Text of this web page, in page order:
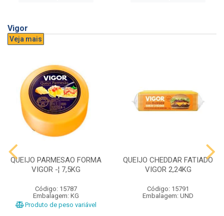
Vigor
Veja mais
QUEIJO PARMESAO FORMA
VIGOR -¦ 7,5KG
Código: 15787
Embalagem: KG
Produto de peso variável
QUEIJO CHEDDAR FATIADO
VIGOR 2,24KG
Código: 15791
Embalagem: UND